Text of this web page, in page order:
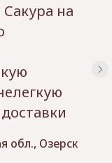
на
обл., Озерск